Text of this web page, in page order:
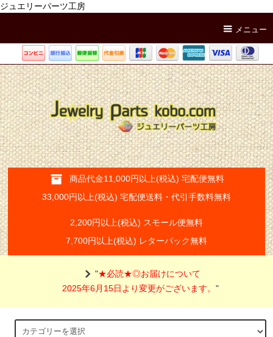
ジュエリーパーツ工房
メニュー
商品代金11,000円以上(税込) 宅配便無料
33,000円以上(税込) 宅配便送料・代引手数料無料
2,200円以上(税込) スモール便無料
7,700円以上(税込) レターパック無料
"★必読★◎お届けについて
2025年6月15日より変更がございます。"